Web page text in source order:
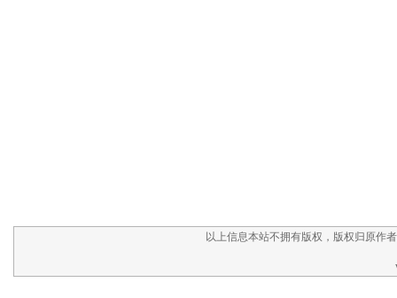
以上信息本站不拥有版权，版权归原作